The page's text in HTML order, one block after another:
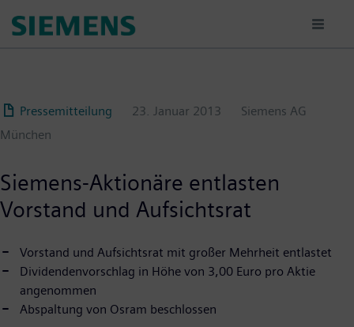
para
Pressemitteilung
23. Januar 2013
Siemens AG
München
Siemens-Aktionäre entlasten
Vorstand und Aufsichtsrat
Vorstand und Aufsichtsrat mit großer Mehrheit entlastet
Dividendenvorschlag in Höhe von 3,00 Euro pro Aktie
angenommen
Abspaltung von Osram beschlossen